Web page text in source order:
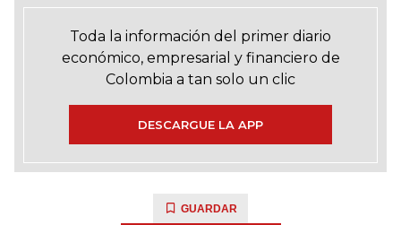
Toda la información del primer diario
económico, empresarial y financiero de
Colombia a tan solo un clic
DESCARGUE LA APP
GUARDAR